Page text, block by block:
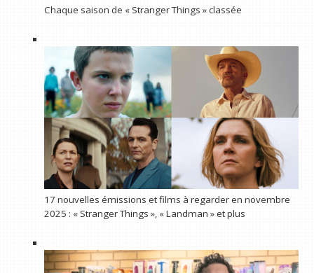
Chaque saison de « Stranger Things » classée
17 nouvelles émissions et films à regarder en novembre
2025 : « Stranger Things », « Landman » et plus